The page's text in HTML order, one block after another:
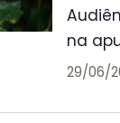
na
29/06/